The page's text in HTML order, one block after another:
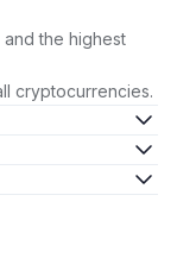
the highest
cryptocurrencies.